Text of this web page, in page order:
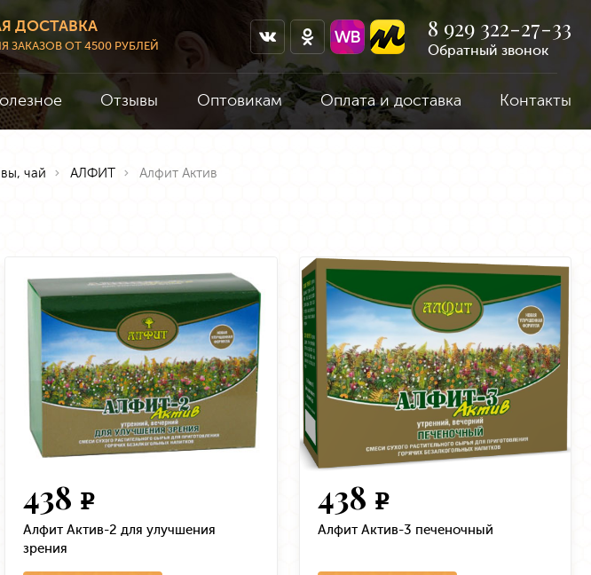
ДОСТАВКА
ЗАКАЗОВ ОТ 4500 РУБЛЕЙ
8 929 322-27-33
Обратный звонок
Отзывы Оптовикам Оплата и доставка Контакты
чай АЛФИТ Алфит Актив
438 e
Алфит Актив-2 для улучшения
зрения
438 e
Алфит Актив-3 печеночный